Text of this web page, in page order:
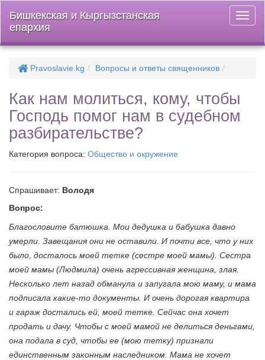
меню
Бишкекская и Кыргызстанская
епархия
Pravoslavie.kg Вопросы и ответы священников
Как нам молиться, кому, чтобы
Господь помог нам в судебном
разбирательстве?
Категория вопроса: Общество и окружение
Спрашивает: Володя
Вопрос:
Благословите батюшка. Мои дедушка и бабушка давно
умерли. Завещания они не оставили. И почти все, что у них
было, досталось моей тетке (сестре моей мамы). Сестра
моей мамы (Людмила) очень агрессивная женщина, злая.
Несколько лет назад обманула и запугала мою маму, и мама
подписала какие-то документы. И очень дорогая квартира
и гараж достались ей, моей тетке. Сейчас она хочет
продать и дачу. Чтобы с моей мамой не делиться деньгами,
она подала в суд, чтобы ее (мою тетку) признали
единственным законным наследником. Мама не хочет